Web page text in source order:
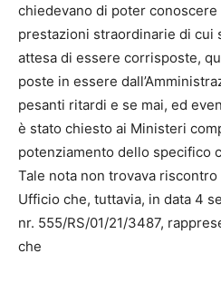
chiedevano di poter conoscere
prestazioni straordinarie di cui
attesa di essere corrisposte,
poste in essere
pesanti ritardi e se mai, ed
è stato chiesto ai Ministeri
potenziamento dello specifico
Tale nota non trovava
Ufficio che, tuttavia, in data 4
nr. 555/RS/01/21/3487,
che